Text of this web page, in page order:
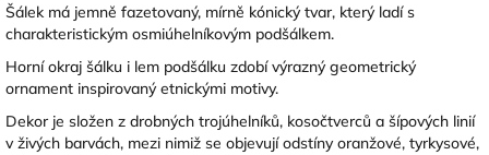
Šálek má jemně fazetovaný, mírně kónický tvar, který ladí s
charakteristickým osmiúhelníkovým podšálkem.
Horní okraj šálku i lem podšálku zdobí výrazný geometrický
ornament inspirovaný etnickými motivy.
Dekor je složen z drobných trojúhelníků, kosočtverců a šípových linií
v živých barvách, mezi nimiž se objevují odstíny oranžové, tyrkysové,